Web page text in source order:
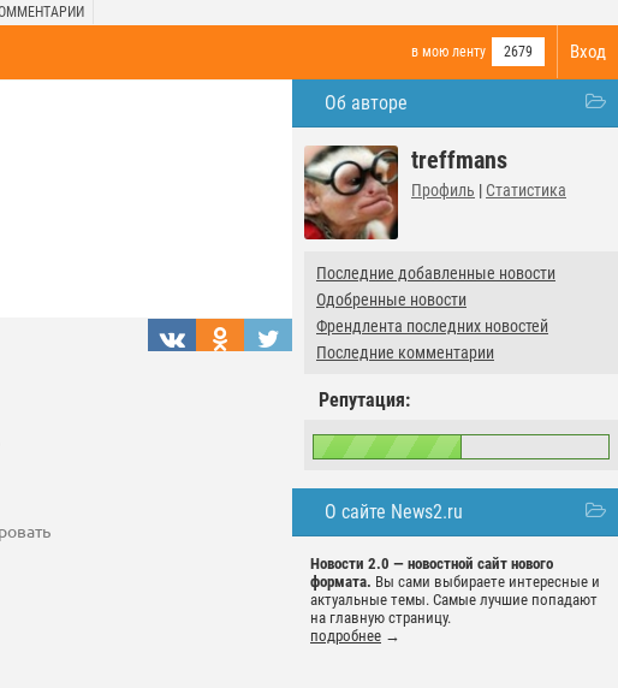
Вход
в мою ленту 2679
Об авторе
treffmans
Профиль | Статистика
Последние добавленные новости
Одобренные новости
Френдлента последних новостей
Последние комментарии
Репутация:
О сайте News2.ru
Новости 2.0 — новостной сайт нового
формата. Вы сами выбираете интересные и
актуальные темы. Самые лучшие попадают
на главную страницу.
подробнее →